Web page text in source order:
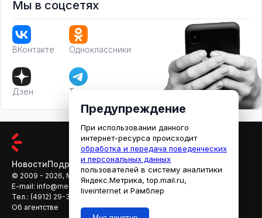
Мы в соцсетях
ВКонтакте Одноклассники
Дзен Телеграм
НовостиПодробностиАфишаКино
© 2009 - 2026, МЕДИАРЯЗАНЬ
E-mail: info@mediaryazan.ru
reklama@mediaryazan.ru
Тел.: (4912) 29-33-66
Об агентстве
Предупреждение
При использовании данного
интернет-ресурса происходит
обработка и передача поведенческих
и персональных данных
пользователей в систему аналитики
Яндекс.Метрика, top.mail.ru,
liveinternet и Рамблер